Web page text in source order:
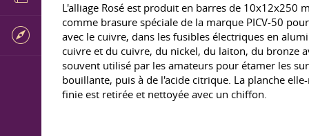
L'alliage Rosé est produit en barres de 10x12x250
comme brasure spéciale de la marque PICV-50
avec le cuivre, dans les fusibles électriques en
cuivre et du cuivre, du nickel, du laiton, du bronze
souvent utilisé par les amateurs pour étamer les
bouillante, puis à de l'acide citrique. La planche
finie est retirée et nettoyée avec un chiffon.